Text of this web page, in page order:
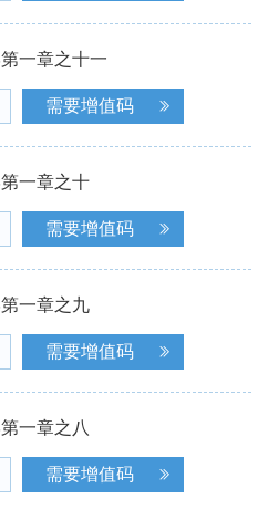
一章之十一
需要增值码
一章之十
需要增值码
一章之九
需要增值码
一章之八
需要增值码